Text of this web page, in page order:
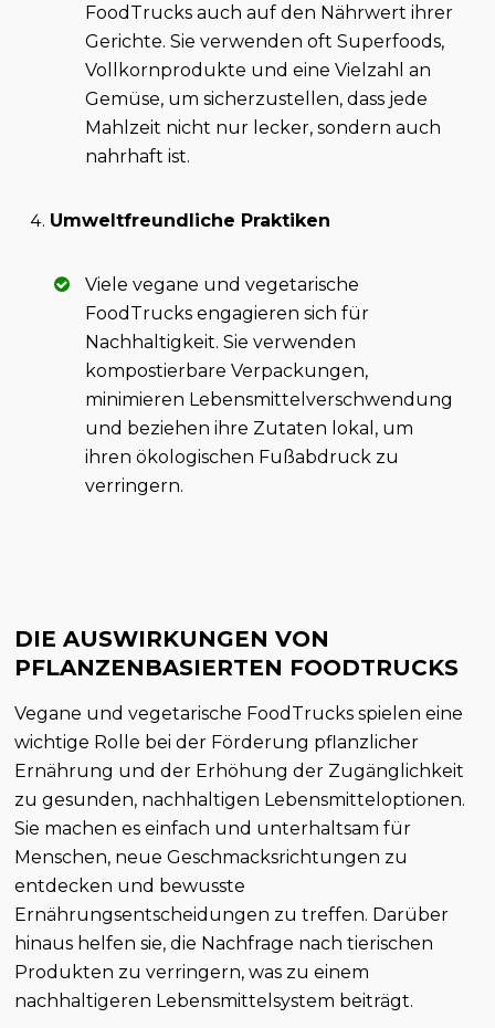
FoodTrucks auch auf den Nährwert ihrer
Gerichte. Sie verwenden oft Superfoods,
Vollkornprodukte und eine Vielzahl an
Gemüse, um sicherzustellen, dass jede
Mahlzeit nicht nur lecker, sondern auch
nahrhaft ist.
Umweltfreundliche Praktiken
Viele vegane und vegetarische
FoodTrucks engagieren sich für
Nachhaltigkeit. Sie verwenden
kompostierbare Verpackungen,
minimieren Lebensmittelverschwendung
und beziehen ihre Zutaten lokal, um
ihren ökologischen Fußabdruck zu
verringern.
DIE AUSWIRKUNGEN VON
PFLANZENBASIERTEN FOODTRUCKS
Vegane und vegetarische FoodTrucks spielen eine
wichtige Rolle bei der Förderung pflanzlicher
Ernährung und der Erhöhung der Zugänglichkeit
zu gesunden, nachhaltigen Lebensmitteloptionen.
Sie machen es einfach und unterhaltsam für
Menschen, neue Geschmacksrichtungen zu
entdecken und bewusste
Ernährungsentscheidungen zu treffen. Darüber
hinaus helfen sie, die Nachfrage nach tierischen
Produkten zu verringern, was zu einem
nachhaltigeren Lebensmittelsystem beiträgt.